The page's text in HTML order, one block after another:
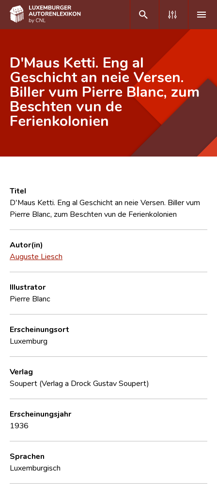
DE FR
Home
Autor(inn)en A-Z
Erweiterte Suche
Forschungsgruppe
Kontakt
D'Maus Ketti. Eng al
Geschicht an neie Versen.
Biller vum Pierre Blanc, zum
Beschten vun de
Ferienkolonien
Titel
D'Maus Ketti. Eng al Geschicht an neie Versen. Biller vum
Pierre Blanc, zum Beschten vun de Ferienkolonien
Autor(in)
Auguste Liesch
Illustrator
Pierre Blanc
Erscheinungsort
Luxemburg
Verlag
Soupert (Verlag a Drock Gustav Soupert)
Erscheinungsjahr
1936
Sprachen
Luxemburgisch